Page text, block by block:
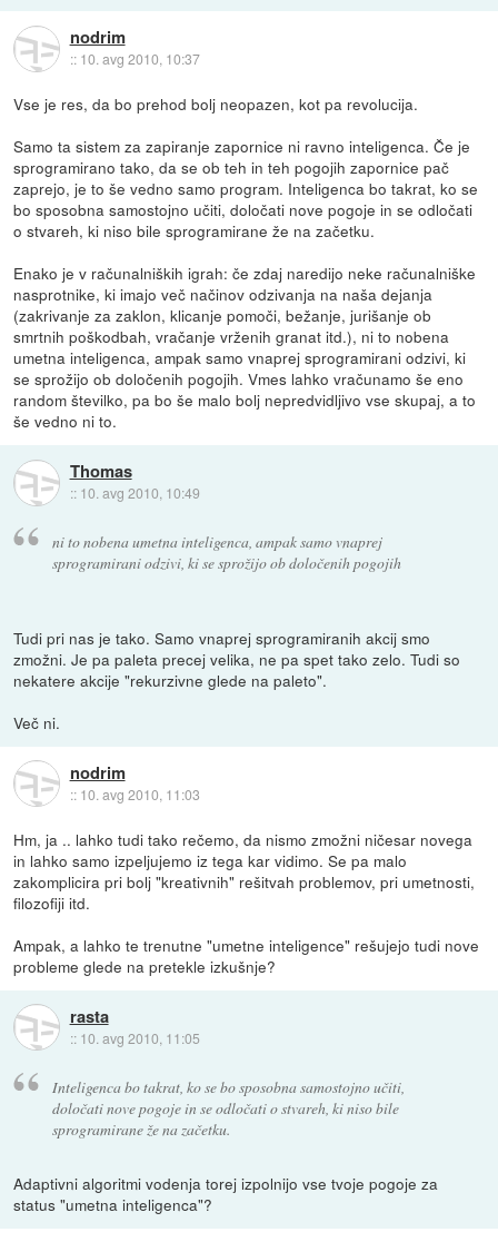
nodrim
:: 10. avg 2010, 10:37
Vse je res, da bo prehod bolj neopazen, kot pa revolucija.
Samo ta sistem za zapiranje zapornice ni ravno inteligenca. Če je
sprogramirano tako, da se ob teh in teh pogojih zapornice pač
zaprejo, je to še vedno samo program. Inteligenca bo takrat, ko se
bo sposobna samostojno učiti, določati nove pogoje in se odločati
o stvareh, ki niso bile sprogramirane že na začetku.
Enako je v računalniških igrah: če zdaj naredijo neke računalniške
nasprotnike, ki imajo več načinov odzivanja na naša dejanja
(zakrivanje za zaklon, klicanje pomoči, bežanje, jurišanje ob
smrtnih poškodbah, vračanje vrženih granat itd.), ni to nobena
umetna inteligenca, ampak samo vnaprej sprogramirani odzivi, ki
se sprožijo ob določenih pogojih. Vmes lahko vračunamo še eno
random številko, pa bo še malo bolj nepredvidljivo vse skupaj, a to
še vedno ni to.
Thomas
:: 10. avg 2010, 10:49
ni to nobena umetna inteligenca, ampak samo vnaprej
sprogramirani odzivi, ki se sprožijo ob določenih pogojih
Tudi pri nas je tako. Samo vnaprej sprogramiranih akcij smo
zmožni. Je pa paleta precej velika, ne pa spet tako zelo. Tudi so
nekatere akcije "rekurzivne glede na paleto".
Več ni.
nodrim
:: 10. avg 2010, 11:03
Hm, ja .. lahko tudi tako rečemo, da nismo zmožni ničesar novega
in lahko samo izpeljujemo iz tega kar vidimo. Se pa malo
zakomplicira pri bolj "kreativnih" rešitvah problemov, pri umetnosti,
filozofiji itd.
Ampak, a lahko te trenutne "umetne inteligence" rešujejo tudi nove
probleme glede na pretekle izkušnje?
rasta
:: 10. avg 2010, 11:05
Inteligenca bo takrat, ko se bo sposobna samostojno učiti,
določati nove pogoje in se odločati o stvareh, ki niso bile
sprogramirane že na začetku.
Adaptivni algoritmi vodenja torej izpolnijo vse tvoje pogoje za
status "umetna inteligenca"?